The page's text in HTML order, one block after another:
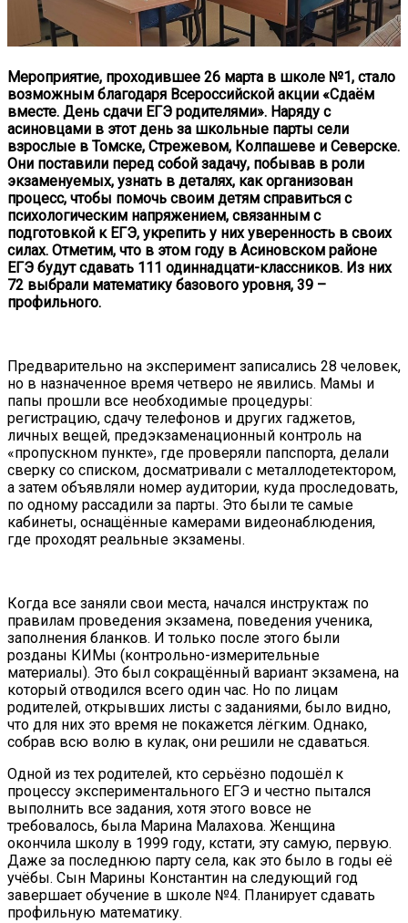
Мероприятие, проходившее 26 марта в школе №1, стало
возможным благодаря Всероссийской акции «Сдаём
вместе. День сдачи ЕГЭ родителями». Наряду с
асиновцами в этот день за школьные парты сели
взрослые в Томске, Стрежевом, Колпашеве и Северске.
Они поставили перед собой задачу, побывав в роли
экзаменуемых, узнать в деталях, как организован
процесс, чтобы помочь своим детям справиться с
психологическим напряжением, связанным с
подготовкой к ЕГЭ, укрепить у них уверенность в своих
силах. Отметим, что в этом году в Асиновском районе
ЕГЭ будут сдавать 111 одиннадцати-классников. Из них
72 выбрали математику базового уровня, 39 –
профильного.
Предварительно на эксперимент записались 28 человек,
но в назначенное время четверо не явились. Мамы и
папы прошли все необходимые процедуры:
регистрацию, сдачу телефонов и других гаджетов,
личных вещей, предэкзаменационный контроль на
«пропускном пункте», где проверяли папспорта, делали
сверку со списком, досматривали с металлодетектором,
а затем объявляли номер аудитории, куда проследовать,
по одному рассадили за парты. Это были те самые
кабинеты, оснащённые камерами видеонаблюдения,
где проходят реальные экзамены.
Когда все заняли свои места, начался инструктаж по
правилам проведения экзамена, поведения ученика,
заполнения бланков. И только после этого были
розданы КИМы (контрольно-измерительные
материалы). Это был сокращённый вариант экзамена, на
который отводился всего один час. Но по лицам
родителей, открывших листы с заданиями, было видно,
что для них это время не покажется лёгким. Однако,
собрав всю волю в кулак, они решили не сдаваться.
Одной из тех родителей, кто серьёзно подошёл к
процессу экспериментального ЕГЭ и честно пытался
выполнить все задания, хотя этого вовсе не
требовалось, была Марина Малахова. Женщина
окончила школу в 1999 году, кстати, эту самую, первую.
Даже за последнюю парту села, как это было в годы её
учёбы. Сын Марины Константин на следующий год
завершает обучение в школе №4. Планирует сдавать
профильную математику.